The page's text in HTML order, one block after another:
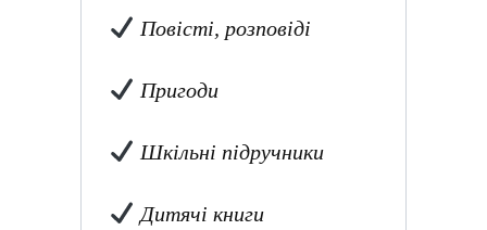
Повісті, розповіді
Пригоди
Шкільні підручники
Дитячі книги